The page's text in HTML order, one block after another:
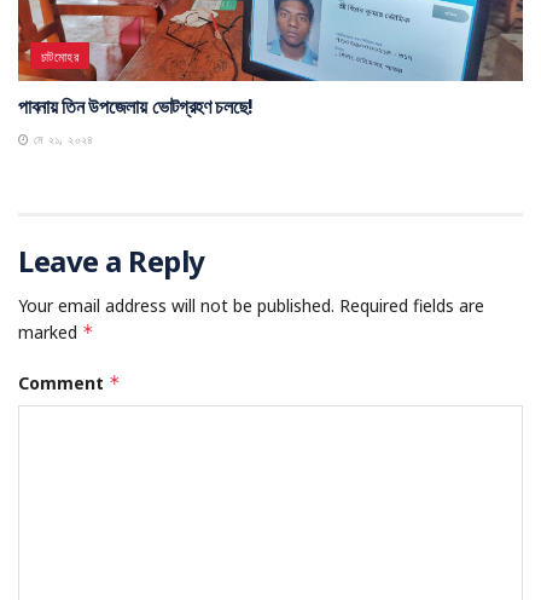
চাটমোহর
পাবনায় তিন উপজেলায় ভোটগ্রহণ চলছে!
মে ২১, ২০২৪
Leave a Reply
Your email address will not be published. Required fields are
marked *
Comment *